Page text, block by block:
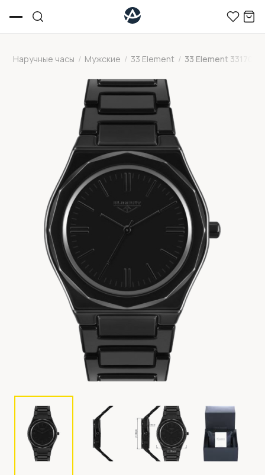
Наручные часы / Мужские / 33 Element / 33 Element 331704C